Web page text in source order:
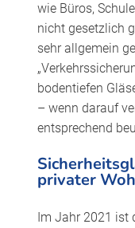
wie Büros,
nicht gesetzlich
sehr allgemein
bodentiefen
– wenn darauf
entsprechend
privater
Im Jahr 2021 ist